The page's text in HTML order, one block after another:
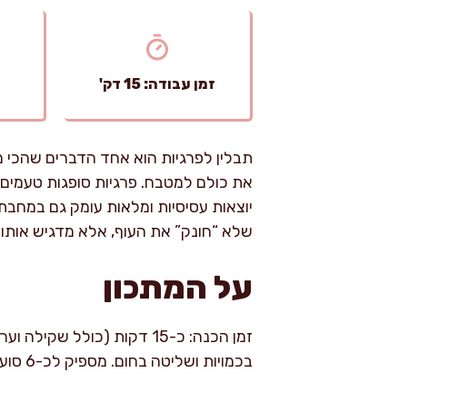
זמן עבודה: 15 דק'
תבלין לפרגיות הוא אחד הדברים שהכי
את כולם למטבח. פרגיות סופגות
יוצאות עסיסיות ומלאות עומק גם
שלא “חונק” את העוף, אלא מדגיש
על המתכון
בכמויות ושליטה בחום. מספיק לכ-6 סועדים (כ-1,200 גרם פרגיות).